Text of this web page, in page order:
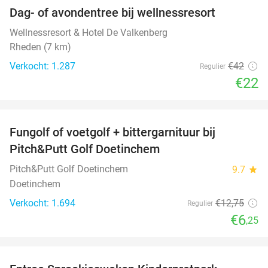
Dag- of avondentree bij wellnessresort
Wellnessresort & Hotel De Valkenberg
Rheden (7 km)
Verkocht: 1.287
Regulier €42
€22
Fungolf of voetgolf + bittergarnituur bij
Pitch&Putt Golf Doetinchem
Pitch&Putt Golf Doetinchem 9.7 star
Doetinchem
Verkocht: 1.694
Regulier €12,75
€6,25